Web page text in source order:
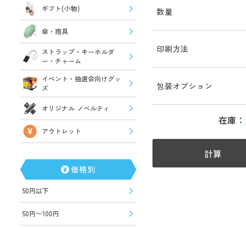
ギフト(小物)
傘・雨具
ストラップ・キーホルダ
ー・チャーム
イベント・抽選会向けグッ
ズ
オリジナル ノベルティ
アウトレット
価格別
50円以下
50円〜100円
数量
印刷方法
包装オプション
在庫：
計算